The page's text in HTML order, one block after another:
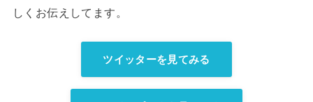
しくお伝えしてます。
ツイッターを見てみる